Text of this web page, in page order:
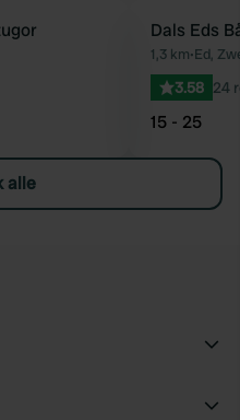
Favoriet
Dals Eds
1,3 km•Ed,
3.58 24
15 - 25
alle